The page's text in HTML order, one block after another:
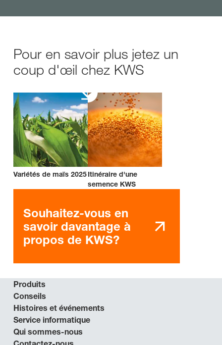
Pour en savoir plus jetez un
coup d'œil chez KWS
Variétés de maïs 2025Itinéraire d'une
semence KWS
Souhaitez-vous en
savoir davantage à
propos de KWS?
Produits
Conseils
Histoires et événements
Service informatique
Qui sommes-nous